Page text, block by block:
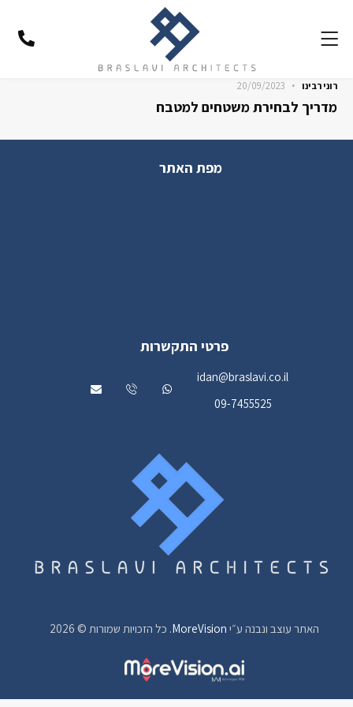
רוני רבינו 20/09/2023
מדריך לבחירת משטחים למטבח
מפת האתר
פרטי התקשרות
idan@braslavi.co.il
09-7455525
האתר עוצב ונבנה ע״י MoreVision. כל הזכויות שמורות © 2026